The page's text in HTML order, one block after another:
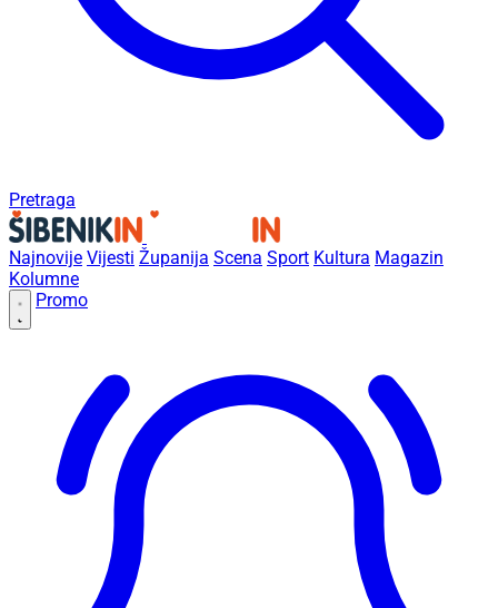
Pretraga
Najnovije Vijesti Županija Scena Sport Kultura Magazin
Kolumne
Promo